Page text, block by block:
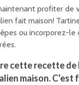
profiter de
fait maison!
ou incorporez-le
cette recette
maison. C’est